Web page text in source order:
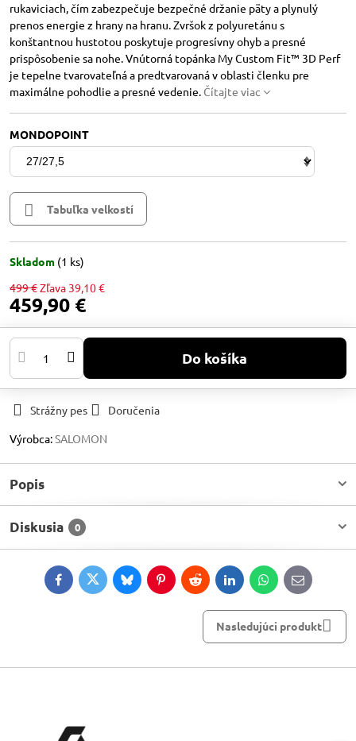
rukaviciach, čím zabezpečuje bezpečné držanie päty a plynulý
prenos energie z hrany na hranu. Zvršok z polyuretánu s
konštantnou hustotou poskytuje progresívny ohyb a presné
prispôsobenie sa nohe. Vnútorná topánka My Custom Fit™ 3D Perf
je tepelne tvarovateľná a predtvarovaná v oblasti členku pre
maximálne pohodlie a presné vedenie. Čítajte viac
MONDOPOINT
Tabuľka velkostí
Skladom (1 ks)
499 €Zľava 39,10 €
459,90 €
Do košíka
Strážny pes
Doručenia
Výrobca:SALOMON
Popis
Diskusia 0
FacebookTwitterBlueskyPinterestRedditLinkedInWhatsApp
E-
mail
Nasledujúci produkt